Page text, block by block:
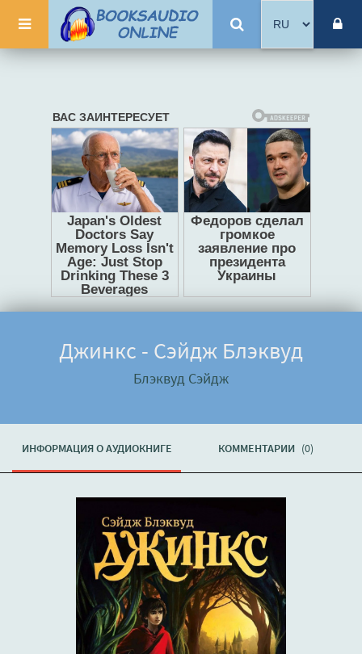
Джинкс - Сэйдж Блэквуд
Блэквуд Сэйдж
ИНФОРМАЦИЯ О АУДИОКНИГЕ КОММЕНТАРИИ (0)